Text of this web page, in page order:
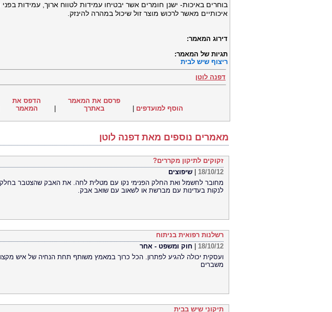
בוחרים באיכות- ישנן חומרים אשר יבטיחו עמידות לטווח ארוך, עמידות
איכותיים מאשר לרכוש מוצר זול שיכול במהרה להינזק.
דירוג המאמר:
תגיות של המאמר:
ריצוף שיש לבית
דפנה לוטן
הוסף למועדפים |
פרסם את המאמר
באתרך
|
הדפס את
המאמר
מאמרים נוספים מאת דפנה לוטן
זקוקים לתיקון מקררים?
18/10/12
שיפוצים
מחובר לחשמל ואת החלק הפנימי נקו עם מטלית לחה. את האבק שהצטבר
לנקות בעדינות עם מברשת או לשאוב עם שואב אבק.
רשלנות רפואית בניתוח
18/10/12
חוק ומשפט - אחר
ועסקית יכולה להגיע לפתרון. הכל כרוך במאמץ משותף תחת הנחיה של איש
משברים
תיקוני שיש בבית